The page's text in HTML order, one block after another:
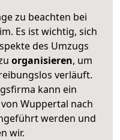
zu beachten bei
Es ist wichtig, sich
des Umzugs
organisieren, um
verläuft.
kann ein
Wuppertal nach
werden und
wir.